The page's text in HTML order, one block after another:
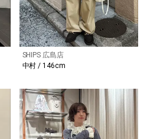
SHIPS 広島店
中村 / 146cm